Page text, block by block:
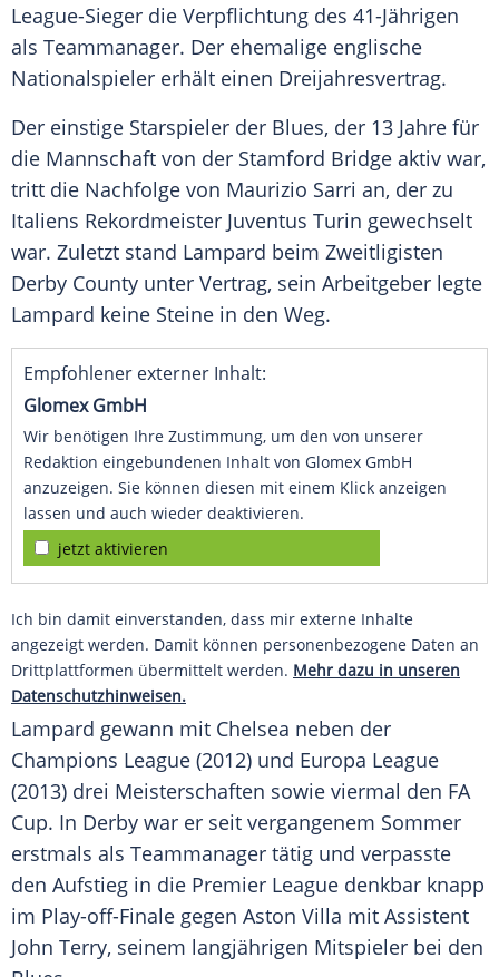
League-Sieger die Verpflichtung des 41-Jährigen
als Teammanager. Der ehemalige englische
Nationalspieler erhält einen Dreijahresvertrag.
Der einstige Starspieler der Blues, der 13 Jahre für
die Mannschaft von der Stamford Bridge aktiv war,
tritt die Nachfolge von Maurizio Sarri an, der zu
Italiens Rekordmeister Juventus Turin gewechselt
war. Zuletzt stand Lampard beim Zweitligisten
Derby County unter Vertrag, sein Arbeitgeber legte
Lampard keine Steine in den Weg.
Empfohlener externer Inhalt:
Glomex GmbH
Wir benötigen Ihre Zustimmung, um den von unserer
Redaktion eingebundenen Inhalt von Glomex GmbH
anzuzeigen. Sie können diesen mit einem Klick anzeigen
lassen und auch wieder deaktivieren.
jetzt aktivieren
Ich bin damit einverstanden, dass mir externe Inhalte
angezeigt werden. Damit können personenbezogene Daten an
Drittplattformen übermittelt werden. Mehr dazu in unseren
Datenschutzhinweisen.
Lampard gewann mit Chelsea neben der
Champions League (2012) und Europa League
(2013) drei Meisterschaften sowie viermal den FA
Cup. In Derby war er seit vergangenem Sommer
erstmals als Teammanager tätig und verpasste
den Aufstieg in die Premier League denkbar knapp
im Play-off-Finale gegen Aston Villa mit Assistent
John Terry, seinem langjährigen Mitspieler bei den